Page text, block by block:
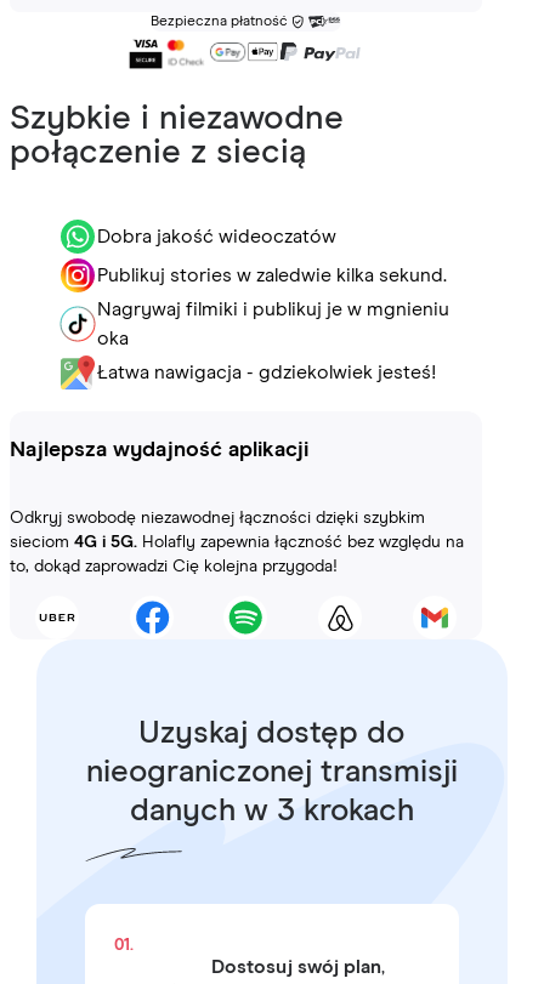
Bezpieczna płatność
Szybkie i niezawodne
połączenie z siecią
Dobra jakość wideoczatów
Publikuj stories w zaledwie kilka sekund.
Nagrywaj filmiki i publikuj je w mgnieniu
oka
Łatwa nawigacja - gdziekolwiek jesteś!
Najlepsza wydajność aplikacji
Odkryj swobodę niezawodnej łączności dzięki szybkim
sieciom 4G i 5G. Holafly zapewnia łączność bez względu na
to, dokąd zaprowadzi Cię kolejna przygoda!
Uzyskaj dostęp do
nieograniczonej transmisji
danych w 3 krokach
01.
Dostosuj swój plan,